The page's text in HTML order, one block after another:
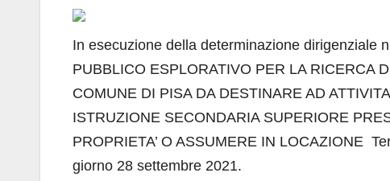
In esecuzione della determinazione dirigenziale
PUBBLICO ESPLORATIVO PER LA RICERCA
COMUNE DI PISA DA DESTINARE AD
ISTRUZIONE SECONDARIA SUPERIORE
PROPRIETA’ O ASSUMERE IN LOCAZIONE
giorno 28 settembre 2021.